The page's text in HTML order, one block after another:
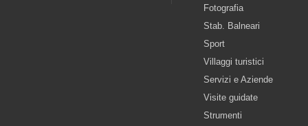
Fotografia
Stab. Balneari
Sport
Villaggi turistici
Servizi e Aziende
Visite guidate
Strumenti